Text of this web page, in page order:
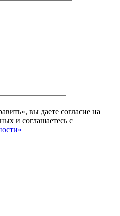
вы даете согласие на
и соглашаетесь с